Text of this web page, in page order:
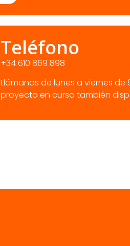
Teléfono
+34 610 869 898
Llámanos de lunes a viernes de
proyecto en curso también